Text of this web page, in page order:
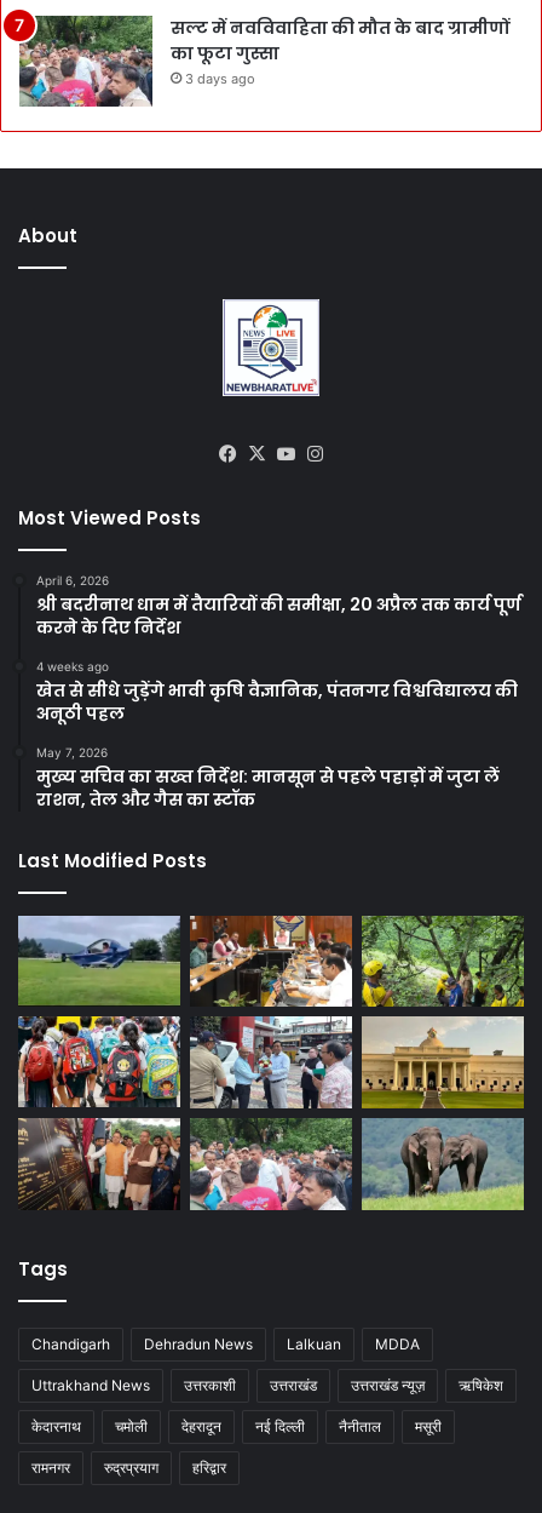
सल्ट में नवविवाहिता की मौत के बाद ग्रामीणों
का फूटा गुस्सा
3 days ago
About
Facebook
X YouTube
Most Viewed Posts
April 6, 2026
श्री बदरीनाथ धाम में तैयारियों की समीक्षा, 20 अप्रैल तक कार्य पूर्ण
करने के दिए निर्देश
4 weeks ago
खेत से सीधे जुड़ेंगे भावी कृषि वैज्ञानिक, पंतनगर विश्वविद्यालय की
अनूठी पहल
May 7, 2026
मुख्य सचिव का सख्त निर्देश: मानसून से पहले पहाड़ों में जुटा लें
राशन, तेल और गैस का स्टॉक
Last Modified Posts
Tags
Chandigarh Dehradun News Lalkuan MDDA
Uttrakhand News उत्तरकाशी उत्तराखंड उत्तराखंड न्यूज़ ऋषिकेश
केदारनाथ चमोली देहरादून नई दिल्ली नैनीताल मसूरी
रामनगर रुद्रप्रयाग हरिद्वार